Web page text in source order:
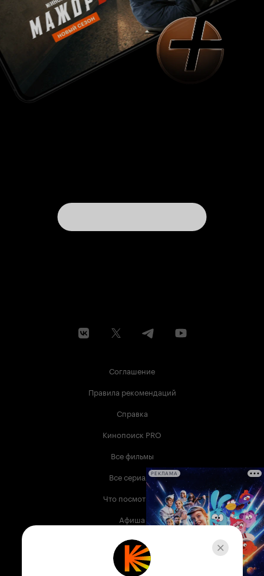
Соглашение
Правила рекомендаций
Справка
Кинопоиск PRO
Все фильмы
Все сериалы
Что посмотреть
Афиша
Музыка
Телепрограмма
РЕКЛАМА